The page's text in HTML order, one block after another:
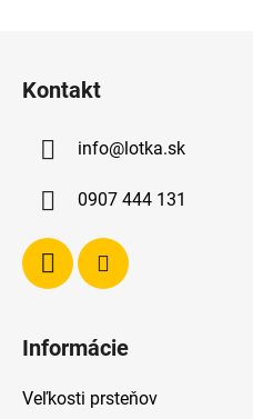
Kontakt
info@lotka.sk
0907 444 131
Informácie
Veľkosti prsteňov